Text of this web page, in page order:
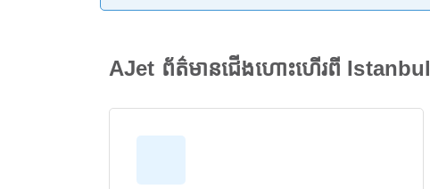
AJet ព័ត៌មានជើងហោះហើរពី